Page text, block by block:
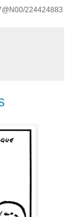
224424883